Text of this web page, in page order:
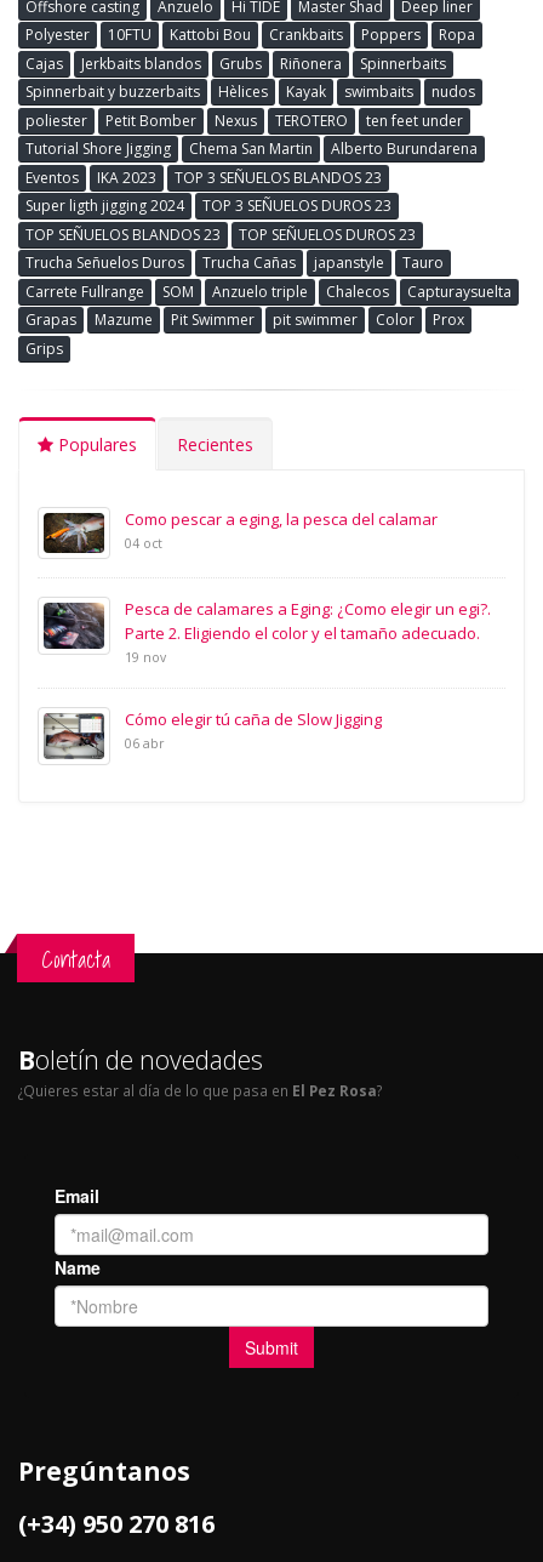
Offshore casting
Anzuelo Hi TIDE Master Shad
Deep liner
Polyester
10FTU Kattobi Bou Crankbaits Poppers
Ropa
Cajas
Jerkbaits blandos Grubs Riñonera
Spinnerbaits
Spinnerbait y buzzerbaits
Hèlices Kayak swimbaits
nudos
poliester
Petit Bomber Nexus TEROTERO
ten feet under
Tutorial Shore Jigging
Chema San Martin
Alberto Burundarena
Eventos
IKA 2023
TOP 3 SEÑUELOS BLANDOS 23
Super ligth jigging 2024
TOP 3 SEÑUELOS DUROS 23
TOP SEÑUELOS BLANDOS 23
TOP SEÑUELOS DUROS 23
Trucha Señuelos Duros
Trucha Cañas japanstyle
Tauro
Carrete Fullrange
SOM Anzuelo triple Chalecos
Capturaysuelta
Grapas
Mazume Pit Swimmer pit swimmer Color
Prox
Grips
Populares Recientes
Como pescar a eging, la pesca del calamar
04 oct
Pesca de calamares a Eging: ¿Como elegir un egi?.
Parte 2. Eligiendo el color y el tamaño adecuado.
19 nov
Cómo elegir tú caña de Slow Jigging
06 abr
Contacta
Boletín de novedades
¿Quieres estar al día de lo que pasa en El Pez Rosa?
Pregúntanos
(+34) 950 270 816